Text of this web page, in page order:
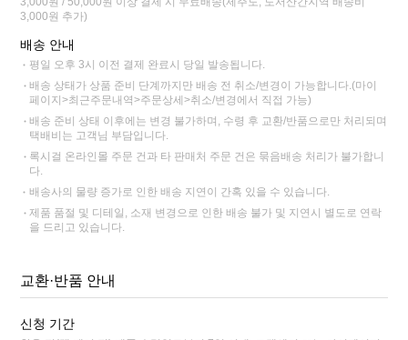
3,000원 추가)
배송 안내
평일 오후 3시 이전 결제 완료시 당일 발송됩니다.
배송 상태가 상품 준비 단계까지만 배송 전 취소/변경이 가능합니다.(마이
페이지>최근주문내역>주문상세>취소/변경에서 직접 가능)
배송 준비 상태 이후에는 변경 불가하며, 수령 후 교환/반품으로만 처리되며
택배비는 고객님 부담입니다.
록시걸 온라인몰 주문 건과 타 판매처 주문 건은 묶음배송 처리가 불가합니
다.
배송사의 물량 증가로 인한 배송 지연이 간혹 있을 수 있습니다.
제품 품절 및 디테일, 소재 변경으로 인한 배송 불가 및 지연시 별도로 연락
을 드리고 있습니다.
교환·반품 안내
신청 기간